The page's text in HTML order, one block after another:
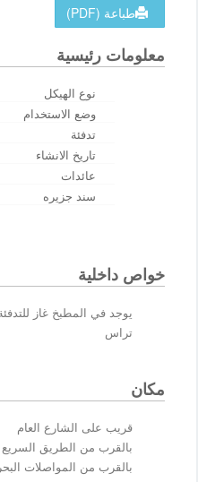
طباعة (PDF)
معلومات رئيسية
نوع الهيكل
وضع الاستخدام
تدفئة
تاريخ الانشاء
عائدات
سند جزیره
خواص داخلية
يوجد في المطبخ غاز
تراس
مكان
قريب على الشارع العام
بالقرب من الطريق السريع
بالقرب من المواصلات